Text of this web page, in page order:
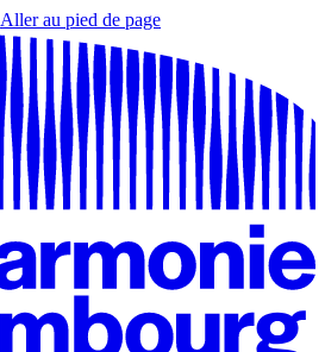
Aller au pied de page